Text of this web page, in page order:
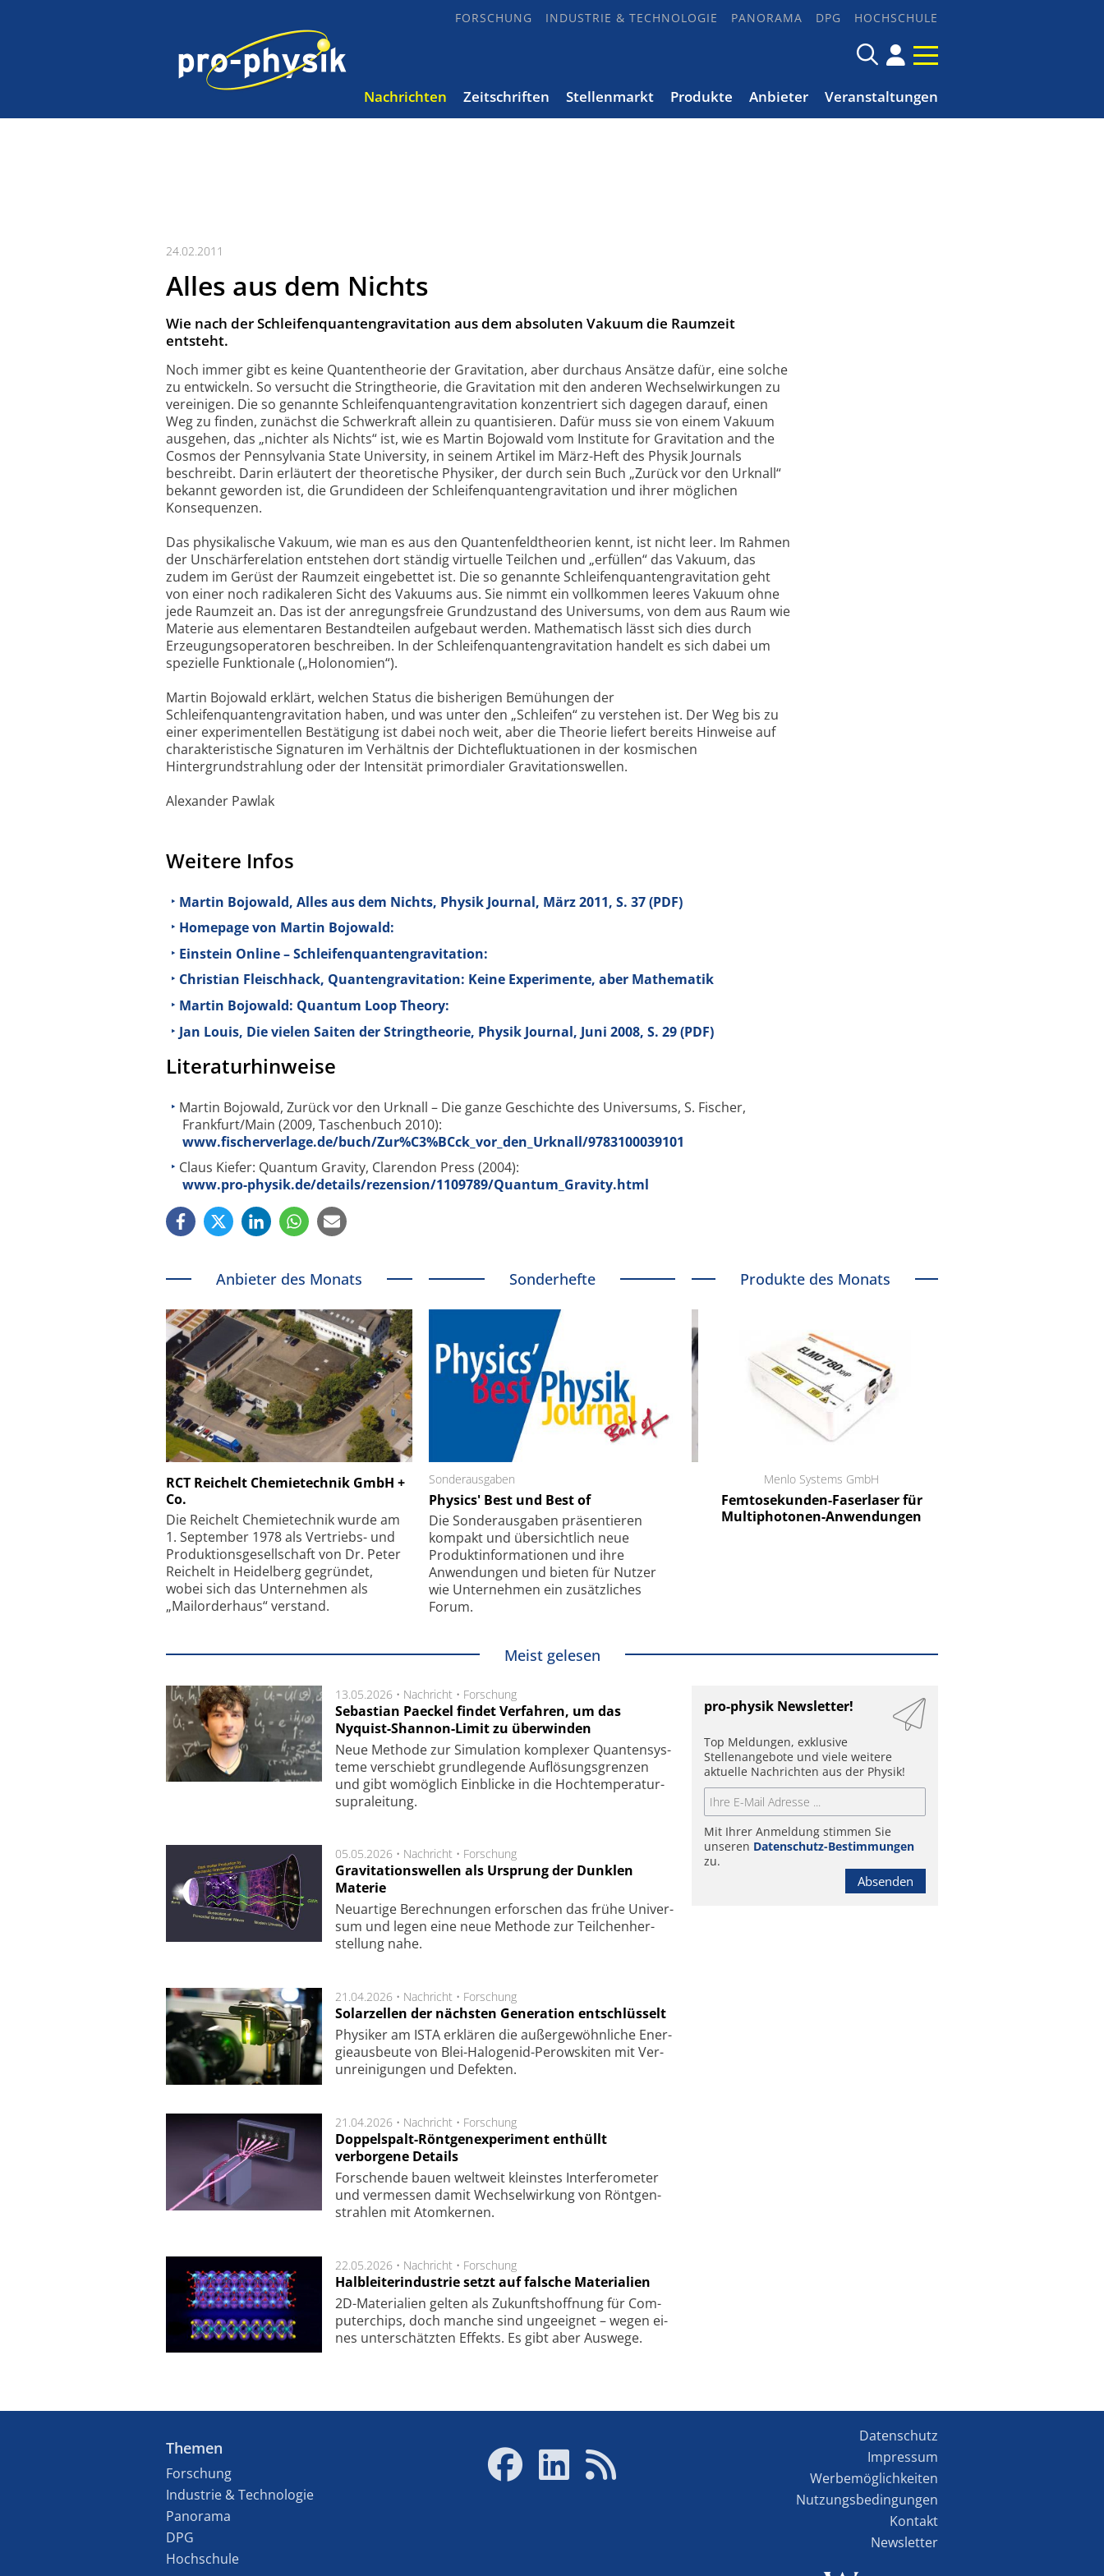
FORSCHUNG INDUSTRIE & TECHNOLOGIE PANORAMA DPG HOCHSCHULE
Nachrichten Zeitschriften Stellenmarkt Produkte Anbieter Veranstaltungen
24.02.2011
Alles aus dem Nichts
Wie nach der Schleifenquantengravitation aus dem absoluten Vakuum die Raumzeit
entsteht.
Noch immer gibt es keine Quantentheorie der Gravitation, aber durchaus Ansätze dafür, eine solche
zu entwickeln. So versucht die Stringtheorie, die Gravitation mit den anderen Wechselwirkungen zu
vereinigen. Die so genannte Schleifenquantengravitation konzentriert sich dagegen darauf, einen
Weg zu finden, zunächst die Schwerkraft allein zu quantisieren. Dafür muss sie von einem Vakuum
ausgehen, das „nichter als Nichts“ ist, wie es Martin Bojowald vom Institute for Gravitation and the
Cosmos der Pennsylvania State University, in seinem Artikel im März-Heft des Physik Journals
beschreibt. Darin erläutert der theoretische Physiker, der durch sein Buch „Zurück vor den Urknall“
bekannt geworden ist, die Grundideen der Schleifenquantengravitation und ihrer möglichen
Konsequenzen.
Das physikalische Vakuum, wie man es aus den Quantenfeldtheorien kennt, ist nicht leer. Im Rahmen
der Unschärferelation entstehen dort ständig virtuelle Teilchen und „erfüllen“ das Vakuum, das
zudem im Gerüst der Raumzeit eingebettet ist. Die so genannte Schleifenquantengravitation geht
von einer noch radikaleren Sicht des Vakuums aus. Sie nimmt ein vollkommen leeres Vakuum ohne
jede Raumzeit an. Das ist der anregungsfreie Grundzustand des Universums, von dem aus Raum wie
Materie aus elementaren Bestandteilen aufgebaut werden. Mathematisch lässt sich dies durch
Erzeugungsoperatoren beschreiben. In der Schleifenquantengravitation handelt es sich dabei um
spezielle Funktionale („Holonomien“).
Martin Bojowald erklärt, welchen Status die bisherigen Bemühungen der
Schleifenquantengravitation haben, und was unter den „Schleifen“ zu verstehen ist. Der Weg bis zu
einer experimentellen Bestätigung ist dabei noch weit, aber die Theorie liefert bereits Hinweise auf
charakteristische Signaturen im Verhältnis der Dichtefluktuationen in der kosmischen
Hintergrundstrahlung oder der Intensität primordialer Gravitationswellen.
Alexander Pawlak
Weitere Infos
Martin Bojowald, Alles aus dem Nichts, Physik Journal, März 2011, S. 37 (PDF)
Homepage von Martin Bojowald:
Einstein Online – Schleifenquantengravitation:
Christian Fleischhack, Quantengravitation: Keine Experimente, aber Mathematik
Martin Bojowald: Quantum Loop Theory:
Jan Louis, Die vielen Saiten der Stringtheorie, Physik Journal, Juni 2008, S. 29 (PDF)
Literaturhinweise
Martin Bojowald, Zurück vor den Urknall – Die ganze Geschichte des Universums, S. Fischer,
Frankfurt/Main (2009, Taschenbuch 2010):
www.fischerverlage.de/buch/Zur%C3%BCck_vor_den_Urknall/9783100039101
Claus Kiefer: Quantum Gravity, Clarendon Press (2004):
www.pro-physik.de/details/rezension/1109789/Quantum_Gravity.html
Anbieter des Monats
RCT Reichelt Chemietechnik GmbH +
Co.
Die Reichelt Chemietechnik wurde am
1. September 1978 als Vertriebs- und
Produktionsgesellschaft von Dr. Peter
Reichelt in Heidelberg gegründet,
wobei sich das Unternehmen als
„Mailorderhaus“ verstand.
Sonderhefte
Sonderausgaben
Physics' Best und Best of
Die Sonder­ausgaben präsentieren
kompakt und übersichtlich neue
Produkt­informationen und ihre
Anwendungen und bieten für Nutzer
wie Unternehmen ein zusätzliches
Forum.
Produkte des Monats
Schäfter + Kirchhoff GmbH
Feinfokussierungsmechanismus
Elektronenmikroskopie auf
kleinstem Raum
Menlo Systems GmbH
Femtosekunden-Faserlaser für
Multiphotonen-Anwendungen
Meist gelesen
13.05.2026 • Nachricht • Forschung
Sebastian Paeckel findet Verfahren, um das
Nyquist-Shannon-Limit zu überwinden
Neue Methode zur Simu­la­tion kom­ple­xer Quan­ten­sys­
te­me ver­schiebt grund­le­gen­de Auf­lösungs­gren­zen
und gibt wo­mög­lich Ein­blicke in die Hoch­tempe­ra­tur­
supra­lei­tung.
05.05.2026 • Nachricht • Forschung
Gravitationswellen als Ursprung der Dunklen
Materie
Neu­artige Be­rech­nung­en er­for­schen das frü­he Uni­ver­
sum und legen eine neue Me­tho­de zur Teil­chen­her­
stel­lung nahe.
21.04.2026 • Nachricht • Forschung
Solarzellen der nächsten Generation entschlüsselt
Physiker am ISTA er­klä­ren die außer­ge­wöhn­li­che Ener­
gie­aus­beu­te von Blei-Halo­ge­nid-Perows­ki­ten mit Ver­
unrei­ni­gung­en und De­fek­ten.
21.04.2026 • Nachricht • Forschung
Doppelspalt-Röntgenexperiment enthüllt
verborgene Details
For­schen­de bau­en welt­weit kleins­tes In­ter­fe­ro­me­ter
und ver­mes­sen da­mit Wech­sel­wir­kung von Rönt­gen­
strah­len mit Atom­ker­nen.
22.05.2026 • Nachricht • Forschung
Halbleiterindustrie setzt auf falsche Materialien
2D-Mate­ri­a­li­en gel­ten als Zu­kunfts­hoff­nung für Com­
pu­ter­chips, doch man­che sind un­ge­eig­net – we­gen ei­
nes un­ter­schätz­ten Ef­fekts. Es gibt aber Aus­we­ge.
pro-physik Newsletter!
Top Meldungen, exklusive
Stellenangebote und viele weitere
aktuelle Nachrichten aus der Physik!
Mit Ihrer Anmeldung stimmen Sie
unseren Datenschutz-Bestimmungen
zu.
Absenden
Themen
Forschung
Industrie & Technologie
Panorama
DPG
Hochschule
Datenschutz
Impressum
Werbemöglichkeiten
Nutzungsbedingungen
Kontakt
Newsletter